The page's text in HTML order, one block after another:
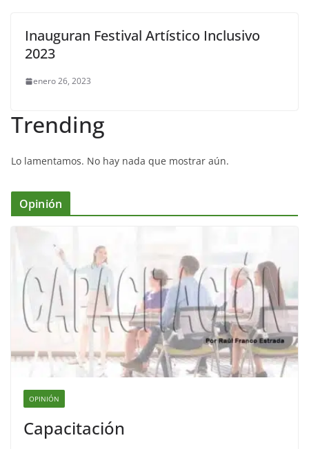
Inauguran Festival Artístico Inclusivo
2023
enero 26, 2023
Trending
Lo lamentamos. No hay nada que mostrar aún.
Opinión
OPINIÓN
Capacitación